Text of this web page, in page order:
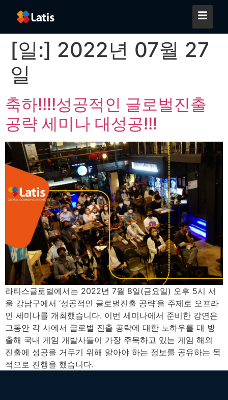
[일:] 2022년 07월 27
일
축하!!!!성공적인 글로벌진출
공략 세미나 대성공!!!
라티스글로벌에서는 2022년 7월 8일(금요일) 오후 5시 서
울 강남구에서 ‘성공적인 글로벌진출 공략’을 주제로 오프라
인 세미나를 개최했습니다. 이번 세미나에서 준비한 강연은
그동안 각 사에서 글로벌 진출 공략에 대한 노하우를 대 방
출해 국내 게임 개발사들이 가장 주목하고 있는 게임 해외
진출에 성공을 거두기 위해 알아야 하는 정보를 공유하는 목
적으로 진행을 했습니다.